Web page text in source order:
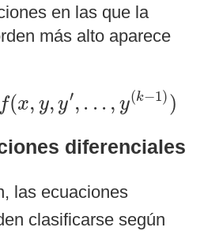
en las que la
más alto aparece
f(x, y, y′, . . . , y(k−1))
=f( . 1) )
diferenciales
las ecuaciones
clasificarse según